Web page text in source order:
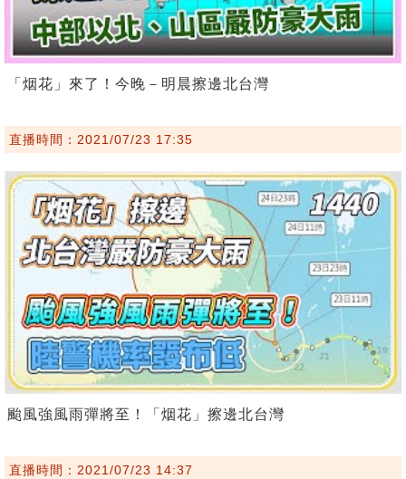
「烟花」來了！今晚－明晨擦邊北台灣
直播時間：2021/07/23 17:35
颱風強風雨彈將至！「烟花」擦邊北台灣
直播時間：2021/07/23 14:37